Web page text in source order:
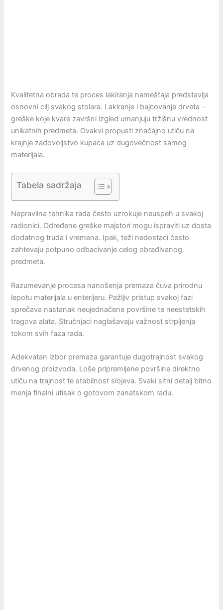
Kvalitetna obrada te proces lakiranja nameštaja predstavlja
osnovni cilj svakog stolara. Lakiranje i bajcovanje drveta –
greške koje kvare završni izgled umanjuju tržišnu vrednost
unikatnih predmeta. Ovakvi propusti značajno utiču na
krajnje zadovoljstvo kupaca uz dugovečnost samog
materijala.
Tabela sadržaja
Nepravilna tehnika rada često uzrokuje neuspeh u svakoj
radionici. Određene greške majstori mogu ispraviti uz dosta
dodatnog truda i vremena. Ipak, teži nedostaci često
zahtevaju potpuno odbacivanje celog obrađivanog
predmeta.
Razumevanje procesa nanošenja premaza čuva prirodnu
lepotu materijala u enterijeru. Pažljiv pristup svakoj fazi
sprečava nastanak neujednačene površine te neestetskih
tragova alata. Stručnjaci naglašavaju važnost strpljenja
tokom svih faza rada.
Adekvatan izbor premaza garantuje dugotrajnost svakog
drvenog proizvoda. Loše pripremljene površine direktno
utiču na trajnost te stabilnost slojeva. Svaki sitni detalj bitno
menja finalni utisak o gotovom zanatskom radu.